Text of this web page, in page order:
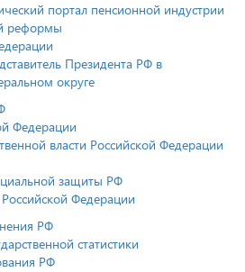
портал пенсионной индустрии
реформы
Президента РФ в
округе
Федерации
власти Российской Федерации
защиты РФ
Федерации
РФ
статистики
РФ